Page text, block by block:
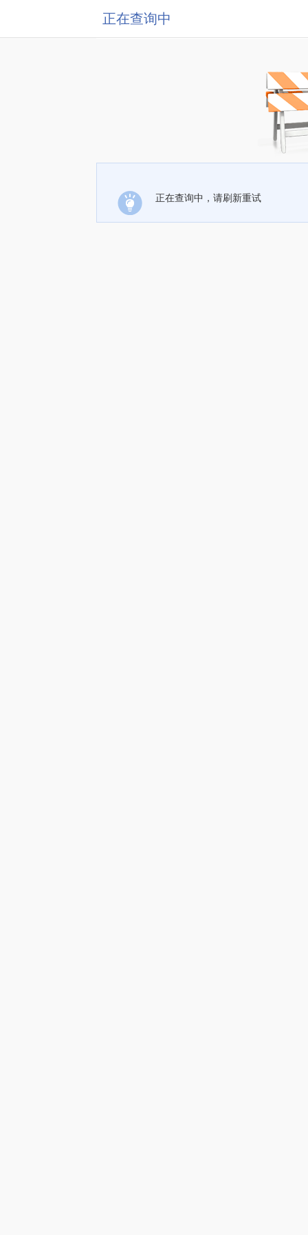
正在查询中
正在查询中，请刷新重试